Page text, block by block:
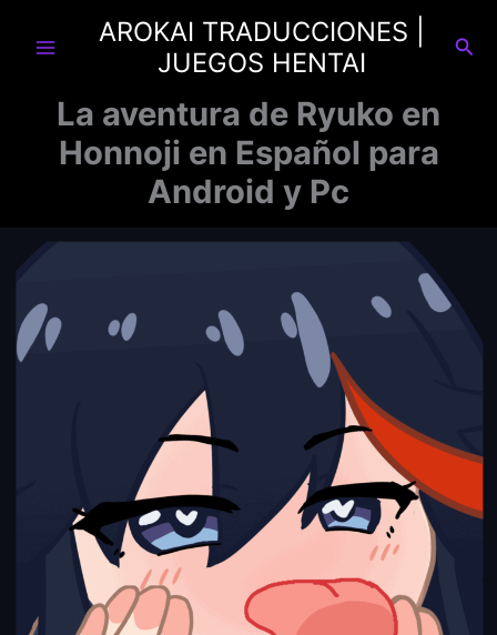
AROKAI TRADUCCIONES |
JUEGOS HENTAI
La aventura de Ryuko en
Honnoji en Español para
Android y Pc